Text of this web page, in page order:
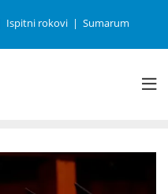
Ispitni rokovi Sumarum